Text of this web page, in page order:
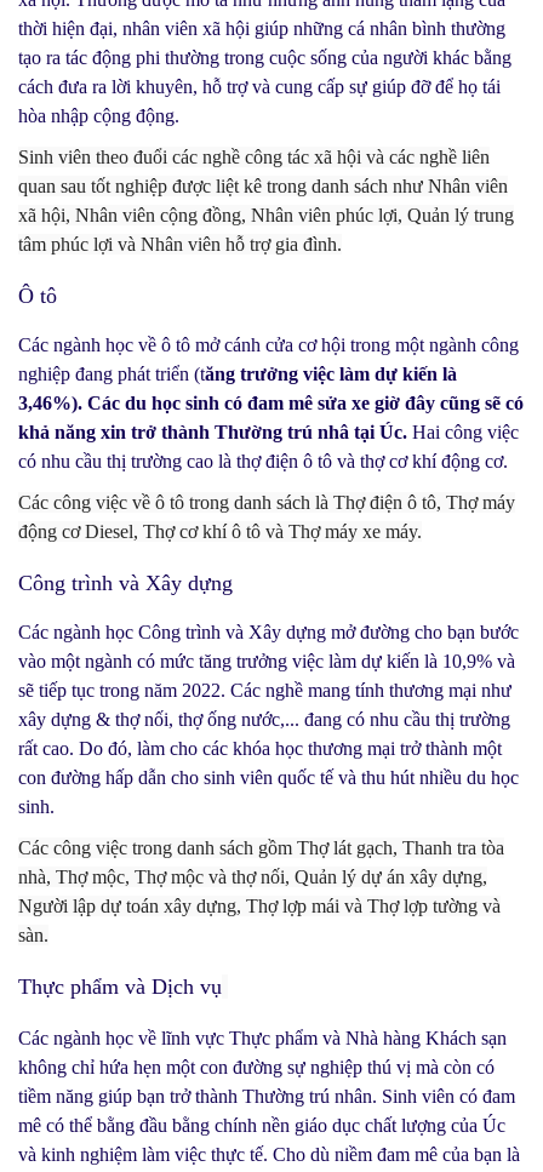
thời hiện đại, nhân viên xã hội giúp những cá nhân bình thường
tạo ra tác động phi thường trong cuộc sống của người khác bằng
cách đưa ra lời khuyên, hỗ trợ và cung cấp sự giúp đỡ để họ tái
hòa nhập cộng động.
Sinh viên theo đuổi các nghề công tác xã hội và các nghề liên
quan sau tốt nghiệp được liệt kê trong danh sách như Nhân viên
xã hội, Nhân viên cộng đồng, Nhân viên phúc lợi, Quản lý trung
tâm phúc lợi và Nhân viên hỗ trợ gia đình.
Ô tô
Các ngành học về ô tô mở cánh cửa cơ hội trong một ngành công
nghiệp đang phát triển (tăng trưởng việc làm dự kiến là
3,46%). Các du học sinh có đam mê sửa xe giờ đây cũng sẽ có
khả năng xin trở thành Thường trú nhâ tại Úc. Hai công việc
có nhu cầu thị trường cao là thợ điện ô tô và thợ cơ khí động cơ.
Các công việc về ô tô trong danh sách là Thợ điện ô tô, Thợ máy
động cơ Diesel, Thợ cơ khí ô tô và Thợ máy xe máy.
Công trình và Xây dựng
Các ngành học Công trình và Xây dựng mở đường cho bạn bước
vào một ngành có mức tăng trưởng việc làm dự kiến là 10,9% và
sẽ tiếp tục trong năm 2022. Các nghề mang tính thương mại như
xây dựng & thợ nối, thợ ống nước,... đang có nhu cầu thị trường
rất cao. Do đó, làm cho các khóa học thương mại trở thành một
con đường hấp dẫn cho sinh viên quốc tế và thu hút nhiều du học
sinh.
Các công việc trong danh sách gồm Thợ lát gạch, Thanh tra tòa
nhà, Thợ mộc, Thợ mộc và thợ nối, Quản lý dự án xây dựng,
Người lập dự toán xây dựng, Thợ lợp mái và Thợ lợp tường và
sàn.
Thực phẩm và Dịch vụ
Các ngành học về lĩnh vực Thực phẩm và Nhà hàng Khách sạn
không chỉ hứa hẹn một con đường sự nghiệp thú vị mà còn có
tiềm năng giúp bạn trở thành Thường trú nhân. Sinh viên có đam
mê có thể bằng đầu bằng chính nền giáo dục chất lượng của Úc
và kinh nghiệm làm việc thực tế. Cho dù niềm đam mê của bạn là